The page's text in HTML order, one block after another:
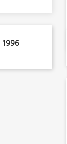
1996